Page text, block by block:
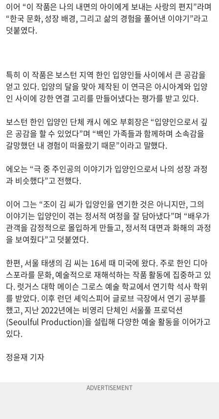
이어 “이 작품은 나의 내면의 아이에게 보내는 사랑의 편지”라며
“한국 문화, 성장 배경, 그리고 삶의 경험을 풀어낸 이야기”라고
덧붙였다.
특히 이 작품은 보스턴 지역 한인 입양인들 사이에서 큰 공감을
얻고 있다. 입양의 달을 맞아 제작된 이 연극은 아시아계와 입양
인 사이에 강한 연결 고리를 만들어냈다는 평가를 받고 있다.
보스턴 한인 입양인 단체 캐시 에오 부회장은 “입양인으로서 깊
은 공감을 할 수 있었다”며 “백인 가족들과 함께하며 소속감을
갈망했던 내 경험이 떠올랐기 때문”이라고 말했다.
에오는 “극 중 주인공의 이야기가 입양인으로서 나의 성장 과정
과 비슷했다”고 전했다.
이어 그는 “조이 김 씨가 입양인을 연기한 것은 아니지만, 그의
이야기는 입양인이 겪는 정서적 여정을 잘 담아냈다”며 “배우가
관객을 감정적으로 몰입하게 만들고, 정서적 대면과 화해의 과정
을 보여줬다”고 덧붙였다.
한편, 서울 태생의 김 씨는 16세 때 미국에 왔다. 주로 한인 디아
스포라를 문화, 예술적으로 재해석하는 작품 활동에 집중하고 있
다. 럿거스 대학 메이슨 그로스 예술 학교에서 연기학 석사 학위
를 받았다. 이후 런던 셰익스피어 글로브 극장에서 연기 공부를
했고, 지난 2022년에는 비영리 단체인 서울풀 프로덕션
(Seoulful Production)을 설립해 다양한 예술 활동을 이어가고
있다.
정윤재 기자